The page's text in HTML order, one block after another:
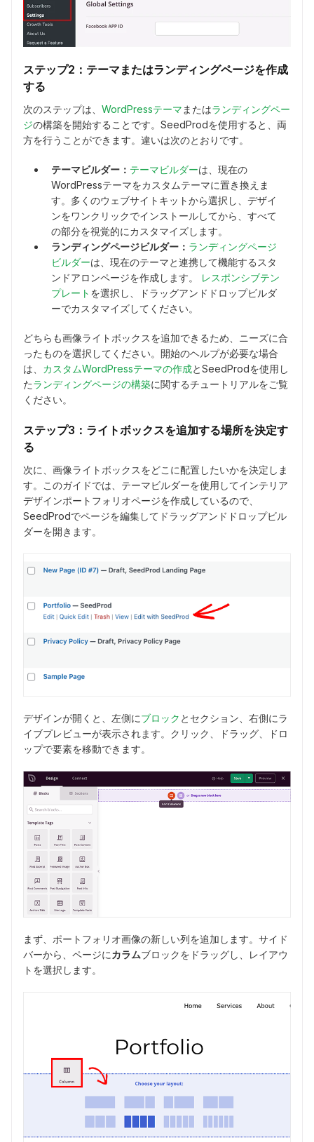
ステップ2：テーマまたはランディングページを作成
する
次のステップは、 WordPressテーマ またはランディングペー
ジの構築を開始することです。SeedProdを使用すると、両
方を行うことができます。違いは次のとおりです。
テーマビルダー： テーマビルダーは、現在の
WordPressテーマをカスタムテーマに置き換えま
す。多くのウェブサイトキットから選択し、デザイ
ンをワンクリックでインストールしてから、すべて
の部分を視覚的にカスタマイズします。
ランディングページビルダー： ランディングページ
ビルダーは、現在のテーマと連携して機能するスタ
ンドアロンページを作成します。
レスポンシブテン
プレート を選択し、ドラッグアンドドロップビルダ
ーでカスタマイズしてください。
どちらも画像ライトボックスを追加できるため、ニーズに合
ったものを選択してください。開始のヘルプが必要な場合
は、 カスタムWordPressテーマの作成とSeedProdを使用し
たランディングページの構築に関するチュートリアルをご覧
ください。
ステップ3：ライトボックスを追加する場所を決定す
る
次に、画像ライトボックスをどこに配置したいかを決定しま
す。このガイドでは、テーマビルダーを使用してインテリア
デザインポートフォリオページを作成しているので、
SeedProdでページを編集してドラッグアンドドロップビル
ダーを開きます。
デザインが開くと、左側にブロック とセクション、右側にラ
イブプレビューが表示されます。クリック、ドラッグ、ドロ
ップで要素を移動できます。
まず、ポートフォリオ画像の新しい列を追加します。サイド
バーから、ページにカラムブロックをドラッグし、レイアウ
トを選択します。